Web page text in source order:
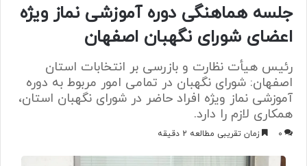
جلسه هماهنگی دوره آموزشی نماز ویژه
اعضای شورای نگهبان اصفهان
رئیس هیأت نظارت و بازرسی بر انتخابات استان
اصفهان: شورای نگهبان در تمامی امور مربوط به دوره
آموزشی نماز ویژه افراد حاضر در شورای نگهبان استان،
همکاری لازم را دارد.
0 زمان تقریبی مطالعه 2 دقیقه